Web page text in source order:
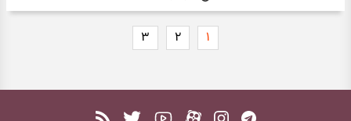
۱ ۲ ۳